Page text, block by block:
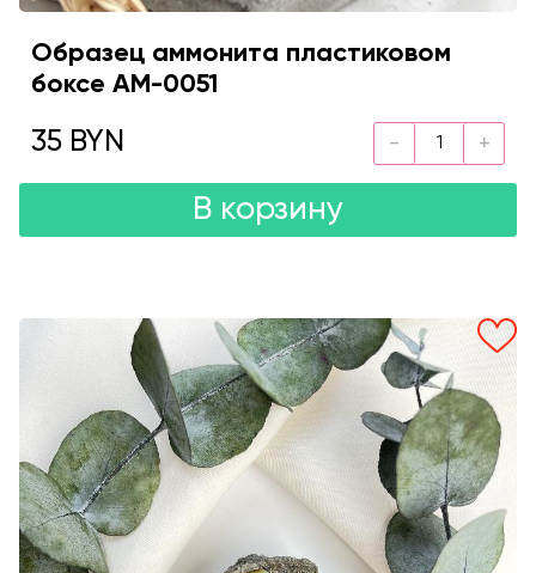
Образец аммонита пластиковом
боксе AM-0051
35 BYN
В корзину